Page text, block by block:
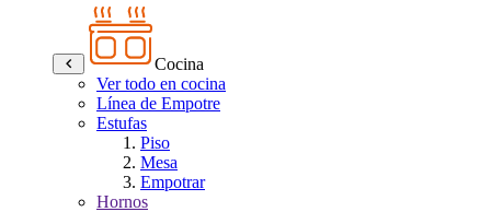
Cocina
Ver todo en cocina
Línea de Empotre
Estufas
Piso
Mesa
Empotrar
Hornos